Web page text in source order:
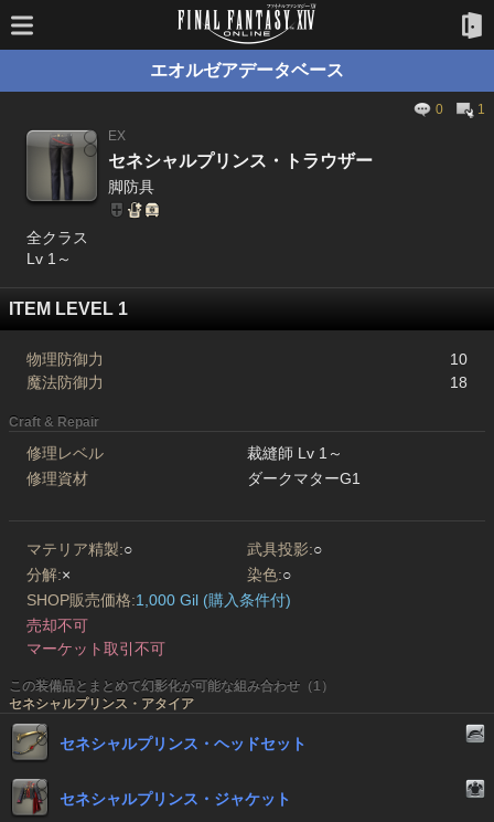
エオルゼアデータベース
0
1
EX
セネシャルプリンス・トラウザー
脚防具
全クラス
Lv 1～
ITEM LEVEL 1
物理防御力
10
魔法防御力
18
Craft & Repair
修理レベル
裁縫師 Lv 1～
修理資材
ダークマターG1
マテリア精製:○ 武具投影:○
分解:× 染色:○
SHOP販売価格:1,000 Gil (購入条件付)
売却不可
マーケット取引不可
この装備品とまとめて幻影化が可能な組み合わせ（1）
セネシャルプリンス・アタイア
セネシャルプリンス・ヘッドセット
セネシャルプリンス・ジャケット